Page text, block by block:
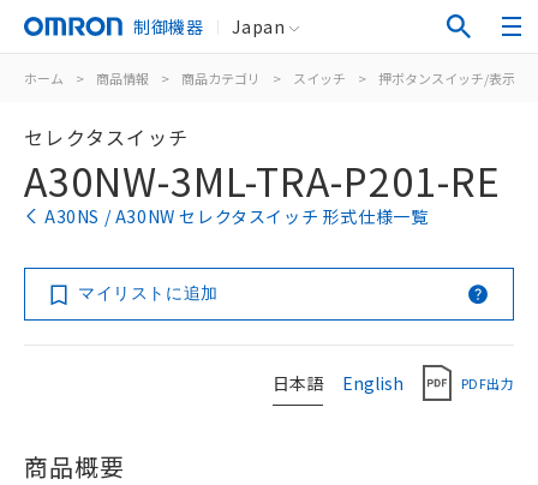
制御機器 Japan
ホーム > 商品情報 > 商品カテゴリ > スイッチ > 押ボタンスイッチ/表示灯
セレクタスイッチ
A30NW-3ML-TRA-P201-RE
A30NS / A30NW セレクタスイッチ 形式仕様一覧
マイリストに追加
日本語 English PDF出力
商品概要